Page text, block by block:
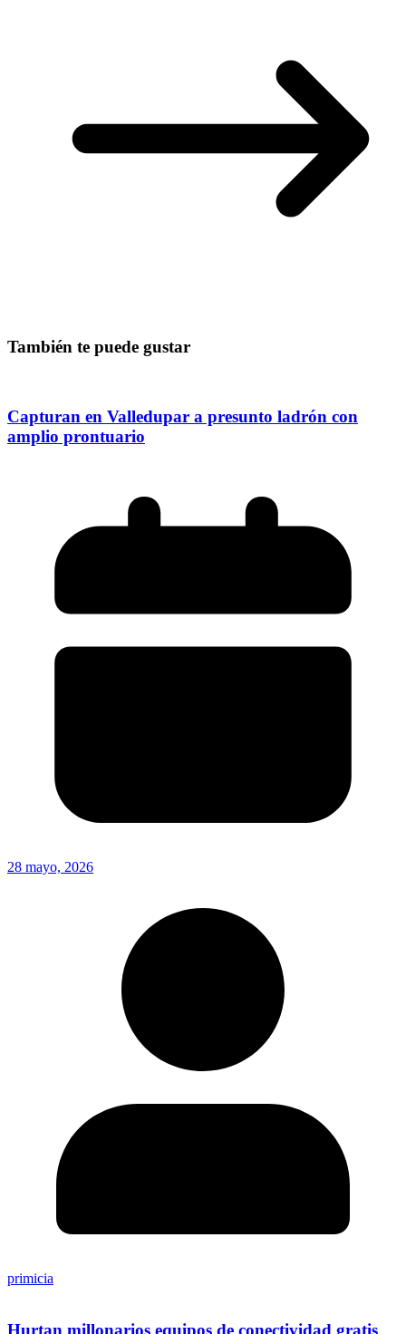
También te puede gustar
Capturan en Valledupar a presunto ladrón con
amplio prontuario
28 mayo, 2026
primicia
Hurtan millonarios equipos de conectividad gratis